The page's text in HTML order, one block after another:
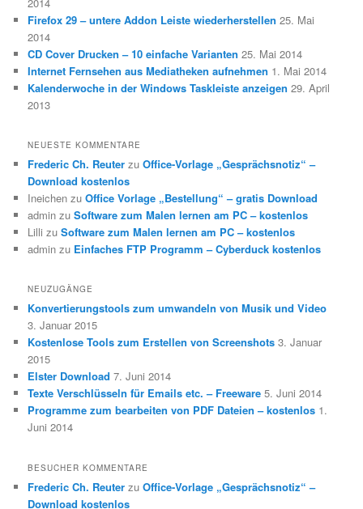
Firefox 29 – untere Addon Leiste wiederherstellen 25. Mai
2014
CD Cover Drucken – 10 einfache Varianten 25. Mai 2014
Internet Fernsehen aus Mediatheken aufnehmen 1. Mai 2014
Kalenderwoche in der Windows Taskleiste anzeigen 29. April
2013
NEUESTE KOMMENTARE
Frederic Ch. Reuter zuOffice-Vorlage „Gesprächsnotiz“ –
Download kostenlos
Ineichen zuOffice Vorlage „Bestellung“ – gratis Download
admin zuSoftware zum Malen lernen am PC – kostenlos
Lilli zuSoftware zum Malen lernen am PC – kostenlos
admin zu Einfaches FTP Programm – Cyberduck kostenlos
NEUZUGÄNGE
Konvertierungstools zum umwandeln von Musik und Video
3. Januar 2015
Kostenlose Tools zum Erstellen von Screenshots 3. Januar
2015
Elster Download 7. Juni 2014
Texte Verschlüsseln für Emails etc. – Freeware 5. Juni 2014
Programme zum bearbeiten von PDF Dateien – kostenlos 1.
Juni 2014
BESUCHER KOMMENTARE
Frederic Ch. Reuter zuOffice-Vorlage „Gesprächsnotiz“ –
Download kostenlos